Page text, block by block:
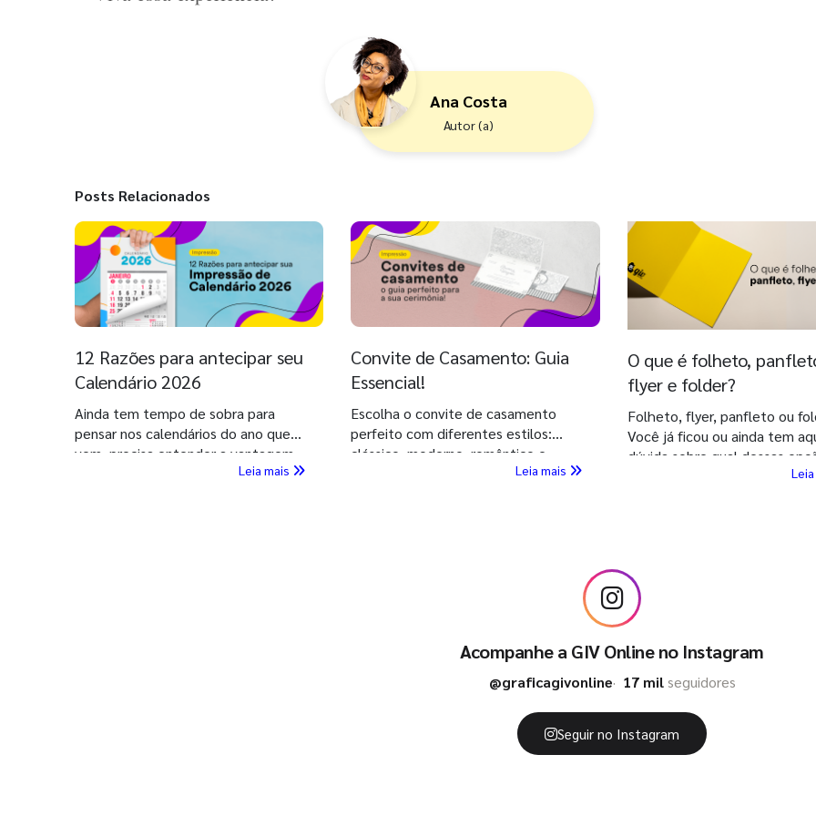
Ana Costa
Autor (a)
Posts Relacionados
12 Razões para antecipar seu
Calendário 2026
Ainda tem tempo de sobra para
pensar nos calendários do ano que
vem, precisa entender a vantagem
de imprimir seu Calendário 2026
Leia mais
Convite de Casamento: Guia
Essencial!
Escolha o convite de casamento
perfeito com diferentes estilos:
clássico, moderno, romântico e
mais. Deixe seu grande dia ainda
Leia mais
O que é folheto,
flyer e folder?
Folheto, flyer, panfleto ou
Você já ficou ou ainda tem
dúvida sobre qual dessas
escolher, ou qual a diferença
Acompanhe a GIV Online no Instagram
@graficagivonline 17 milseguidores
Seguir no Instagram